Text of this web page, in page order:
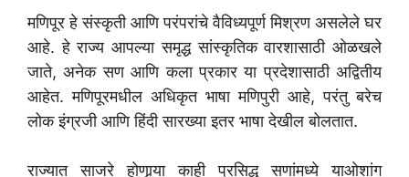
मणिपूर हे संस्कृती आणि परंपरांचे वैविध्यपूर्ण मिश्रण असलेले घर
आहे. हे राज्य आपल्या समृद्ध सांस्कृतिक वारशासाठी ओळखले
जाते, अनेक सण आणि कला प्रकार या प्रदेशासाठी अद्वितीय
आहेत. मणिपूरमधील अधिकृत भाषा मणिपुरी आहे, परंतु बरेच
लोक इंग्रजी आणि हिंदी सारख्या इतर भाषा देखील बोलतात.
राज्यात साजरे होणार्‍या काही प्रसिद्ध सणांमध्ये याओशांग